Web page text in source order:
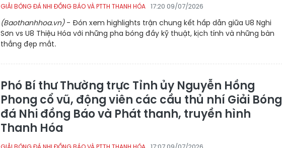
GIẢI BÓNG ĐÁ NHI ĐỒNG BÁO VÀ PTTH THANH HÓA 17:20 09/07/2026
(Baothanhhoa.vn)- Đón xem highlights trận chung kết hấp dẫn giữa U8 Nghi
Sơn vs U8 Thiệu Hóa với những pha bóng đầy kỹ thuật, kịch tính và những bàn
thắng đẹp mắt.
Phó Bí thư Thường trực Tỉnh ủy Nguyễn Hồng
Phong cổ vũ, động viên các cầu thủ nhí Giải Bóng
đá Nhi đồng Báo và Phát thanh, truyền hình
Thanh Hóa